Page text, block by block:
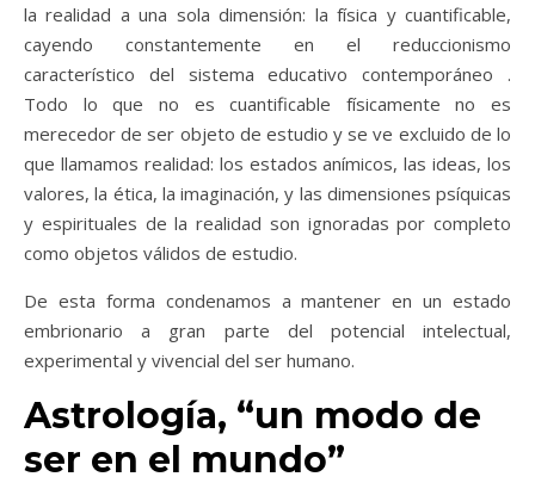
la realidad a una sola dimensión: la física y cuantificable,
cayendo constantemente en el reduccionismo
característico del sistema educativo contemporáneo .
Todo lo que no es cuantificable físicamente no es
merecedor de ser objeto de estudio y se ve excluido de lo
que llamamos realidad: los estados anímicos, las ideas, los
valores, la ética, la imaginación, y las dimensiones psíquicas
y espirituales de la realidad son ignoradas por completo
como objetos válidos de estudio.
De esta forma condenamos a mantener en un estado
embrionario a gran parte del potencial intelectual,
experimental y vivencial del ser humano.
Astrología, “un modo de
ser en el mundo”